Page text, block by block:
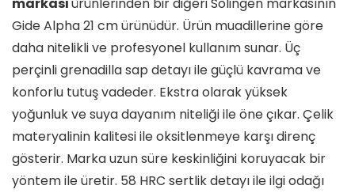
markasıürünlerinden bir diğeri Solingen markasının
Gide Alpha 21 cm ürünüdür. Ürün muadillerine göre
daha nitelikli ve profesyonel kullanım sunar. Üç
perçinli grenadilla sap detayı ile güçlü kavrama ve
konforlu tutuş vadeder. Ekstra olarak yüksek
yoğunluk ve suya dayanım niteliği ile öne çıkar. Çelik
materyalinin kalitesi ile oksitlenmeye karşı direnç
gösterir. Marka uzun süre keskinliğini koruyacak bir
yöntem ile üretir. 58 HRC sertlik detayı ile ilgi odağı